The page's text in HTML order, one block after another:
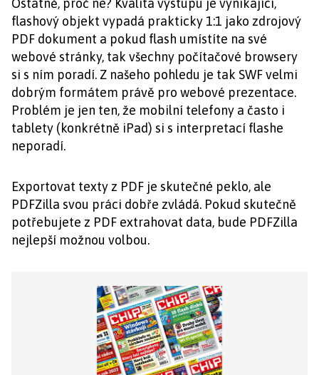
Ostatně, proč ne? Kvalita výstupu je vynikající,
flashový objekt vypadá prakticky 1:1 jako zdrojový
PDF dokument a pokud flash umístíte na své
webové stránky, tak všechny počítačové browsery
si s ním poradí. Z našeho pohledu je tak SWF velmi
dobrým formátem právě pro webové prezentace.
Problém je jen ten, že mobilní telefony a často i
tablety (konkrétně iPad) si s interpretací flashe
neporadí.
Exportovat texty z PDF je skutečné peklo, ale
PDFZilla svou práci dobře zvládá. Pokud skutečně
potřebujete z PDF extrahovat data, bude PDFZilla
nejlepší možnou volbou.